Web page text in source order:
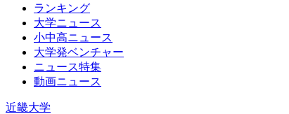
ランキング
大学ニュース
小中高ニュース
大学発ベンチャー
ニュース特集
動画ニュース
近畿大学